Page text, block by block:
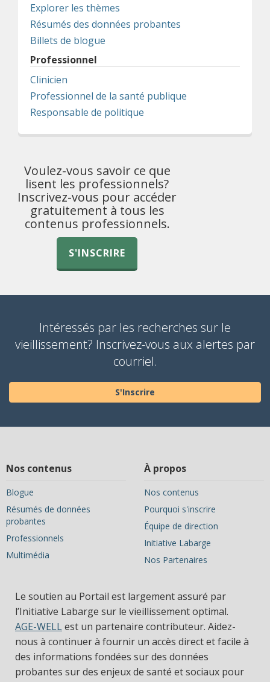
Explorer les thèmes
Résumés des données probantes
Billets de blogue
Professionnel
Clinicien
Professionnel de la santé publique
Responsable de politique
Voulez-vous savoir ce que
lisent les professionnels?
Inscrivez-vous pour accéder
gratuitement à tous les
contenus professionnels.
S'INSCRIRE
Intéressés par les recherches sur le
vieillissement? Inscrivez-vous aux alertes par
courriel.
S'Inscrire
Nos contenus
Blogue
Résumés de données
probantes
Professionnels
Multimédia
À propos
Nos contenus
Pourquoi s'inscrire
Équipe de direction
Initiative Labarge
Nos Partenaires
Le soutien au Portail est largement assuré par
l’Initiative Labarge sur le vieillissement optimal.
AGE-WELLest un partenaire contributeur. Aidez-
nous à continuer à fournir un accès direct et facile à
des informations fondées sur des données
probantes sur des enjeux de santé et sociaux pour